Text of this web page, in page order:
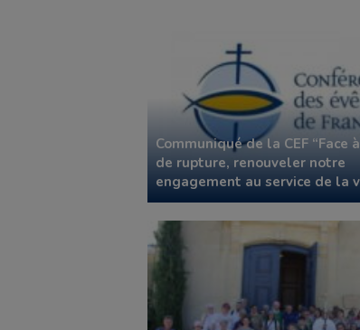
Communiqué de la CEF “Face
de rupture, renouveler notre
engagement au service de la